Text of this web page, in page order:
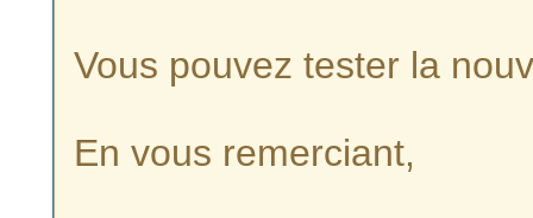
Vous pouvez tester la
En vous remerciant,